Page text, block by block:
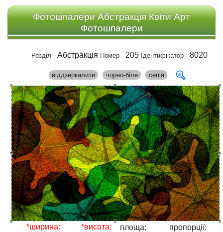
Фотошпалери Абстракція Квіти Арт
Фотошпалери
Розділ - Абстракція Номер - 205 Ідентифікатор - 8020
віддзеркалити чорно-біле сепія
*ширина:
*висота:
площа:
пропорції: